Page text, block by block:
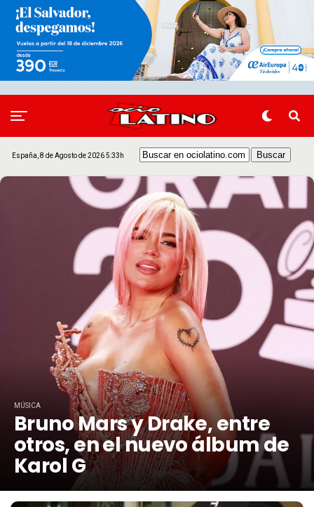
España, 8 de Agosto de 2026 5:33h
MÚSICA
Bruno Mars y Drake, entre
otros, en el nuevo álbum de
Karol G